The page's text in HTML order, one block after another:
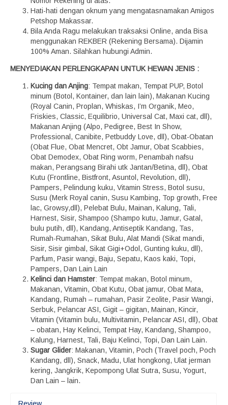
Hati-hati dengan oknum yang mengatasnamakan Amigos
Petshop Makassar.
Bila Anda Ragu melakukan traksaksi Online, anda Bisa
menggunakan REKBER (Rekening Bersama). Dijamin
100% Aman. Silahkan hubungi Admin.
MENYEDIAKAN PERLENGKAPAN UNTUK HEWAN JENIS :
Kucing dan Anjing: Tempat makan, Tempat PUP, Botol
minum (Botol, Kontainer, dan lain lain), Makanan Kucing
(Royal Canin, Proplan, Whiskas, I’m Organik, Meo,
Friskies, Classic, Equilibrio, Universal Cat, Maxi cat, dll),
Makanan Anjing (Alpo, Pedigree, Best In Show,
Professional, Canibite, Petbuddy Love, dll), Obat-Obatan
(Obat Flue, Obat Mencret, Obt Jamur, Obat Scabbies,
Obat Demodex, Obat Ring worm, Penambah nafsu
makan, Perangsang Birahi utk Jantan/Betina, dll), Obat
Kutu (Frontline, Bistfront, Asuntol, Revolution, dll),
Pampers, Pelindung kuku, Vitamin Stress, Botol susu,
Susu (Merk Royal canin, Susu Kambing, Top growth, Free
lac, Growsy,dll), Pelebat Bulu, Mainan, Kalung, Tali,
Harnest, Sisir, Shampoo (Shampo kutu, Jamur, Gatal,
bulu putih, dll), Kandang, Antiseptik Kandang, Tas,
Rumah-Rumahan, Sikat Bulu, Alat Mandi (Sikat mandi,
Sisir, Sisir gimbal, Sikat Gigi+Odol, Gunting kuku, dll),
Parfum, Pasir wangi, Baju, Sepatu, Kaos kaki, Topi,
Pampers, Dan Lain Lain
Kelinci dan Hamster: Tempat makan, Botol minum,
Makanan, Vitamin, Obat Kutu, Obat jamur, Obat Mata,
Kandang, Rumah – rumahan, Pasir Zeolite, Pasir Wangi,
Serbuk, Pelancar ASI, Gigit – gigitan, Mainan, Kincir,
Vitamin (Vitamin bulu, Multivitamin, Pelancar ASI, dll), Obat
– obatan, Hay Kelinci, Tempat Hay, Kandang, Shampoo,
Kalung, Harnest, Tali, Baju Kelinci, Topi, Dan Lain Lain.
Sugar Glider: Makanan, Vitamin, Poch (Travel poch, Poch
Kandang, dll), Snack, Madu, Ulat hongkong, Ulat jerman
kering, Jangkrik, Kepompong Ulat Sutra, Susu, Yogurt,
Dan Lain – lain.